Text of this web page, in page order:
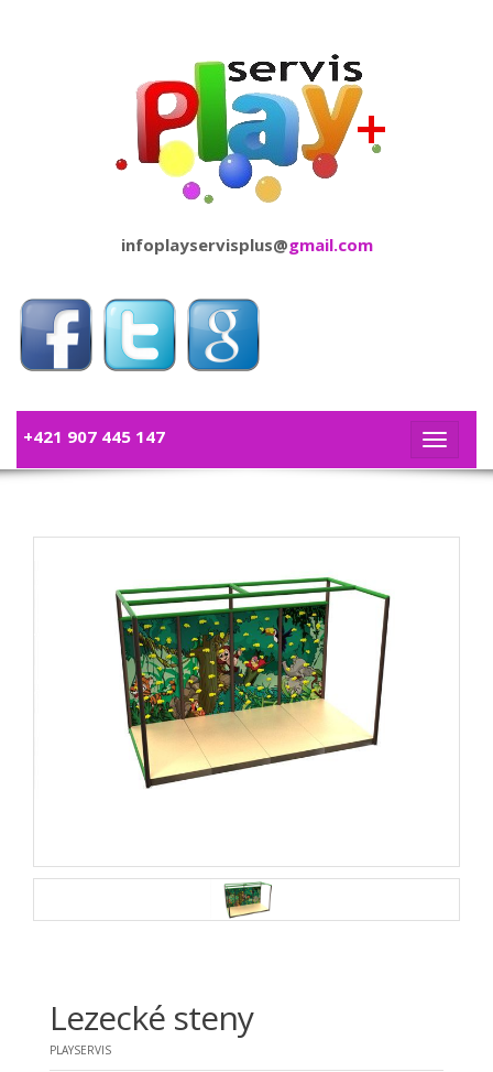
infoplayservisplus@gmail.com
+421 907 445 147
Lezecké steny
PLAYSERVIS